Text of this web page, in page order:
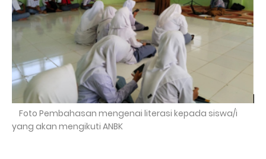
Foto Pembahasan mengenai literasi kepada siswa/i
yang akan mengikuti ANBK